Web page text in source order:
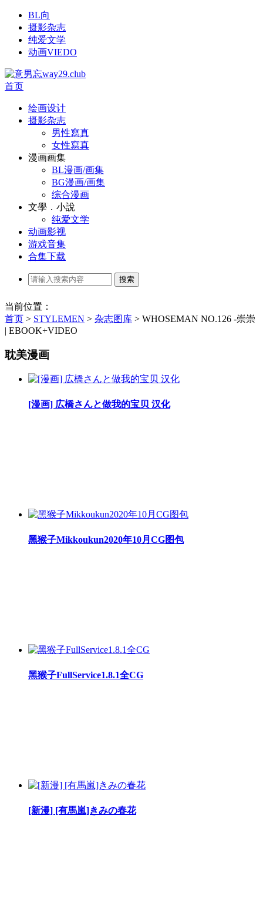
BL向
摄影杂志
纯爱文学
动画VIEDO
首页
绘画设计
摄影杂志
男性寫真
女性寫真
漫画画集
BL漫画/画集
BG漫画/画集
综合漫画
文學．小說
纯爱文学
动画影视
游戏音集
合集下载
当前位置：
首页 > STYLEMEN > 杂志图库 > WHOSEMAN NO.126 -崇崇
| EBOOK+VIDEO
耽美漫画
[漫画] 広橋さんと做我的宝贝 汉化
黑猴子Mikkoukun2020年10月CG图包
黑猴子FullService1.8.1全CG
[新漫] [有馬嵐]きみの春花